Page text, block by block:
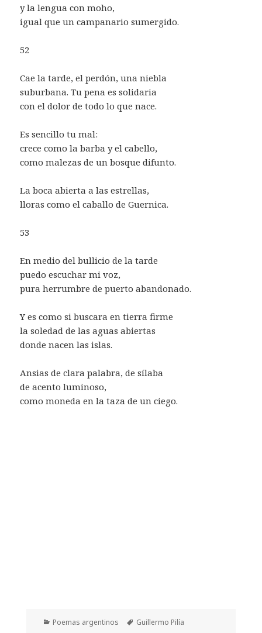
y la lengua con moho,
igual que un campanario sumergido.
52
Cae la tarde, el perdón, una niebla
suburbana. Tu pena es solidaria
con el dolor de todo lo que nace.
Es sencillo tu mal:
crece como la barba y el cabello,
como malezas de un bosque difunto.
La boca abierta a las estrellas,
lloras como el caballo de Guernica.
53
En medio del bullicio de la tarde
puedo escuchar mi voz,
pura herrumbre de puerto abandonado.
Y es como si buscara en tierra firme
la soledad de las aguas abiertas
donde nacen las islas.
Ansias de clara palabra, de sílaba
de acento luminoso,
como moneda en la taza de un ciego.
Categorías
Poemas argentinos Etiquetas
Guillermo Pilía